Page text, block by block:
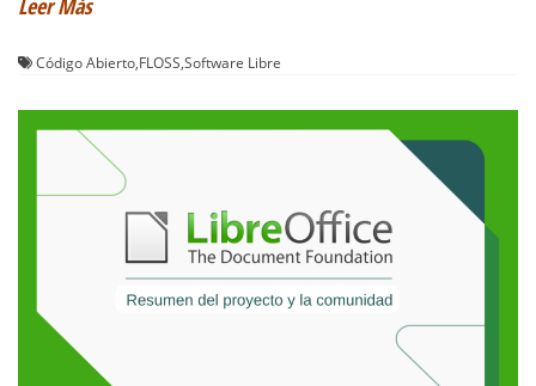
Leer Más
Código Abierto,FLOSS,Software Libre